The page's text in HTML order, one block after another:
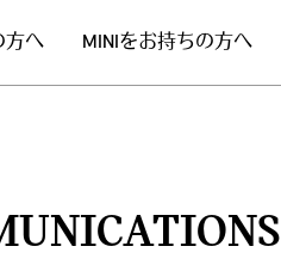
方へ MINIをお持ちの方へ